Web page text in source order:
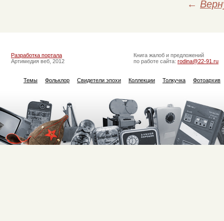
←
Разработка портала
Артимедия веб, 2012
Книга жалоб и предложений
по работе сайта: rodina@22-91.ru
Темы Фольклор Свидетели эпохи Коллекции Толкучка Фотоархив